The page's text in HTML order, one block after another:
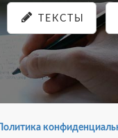
ТЕКСТЫ
Политика